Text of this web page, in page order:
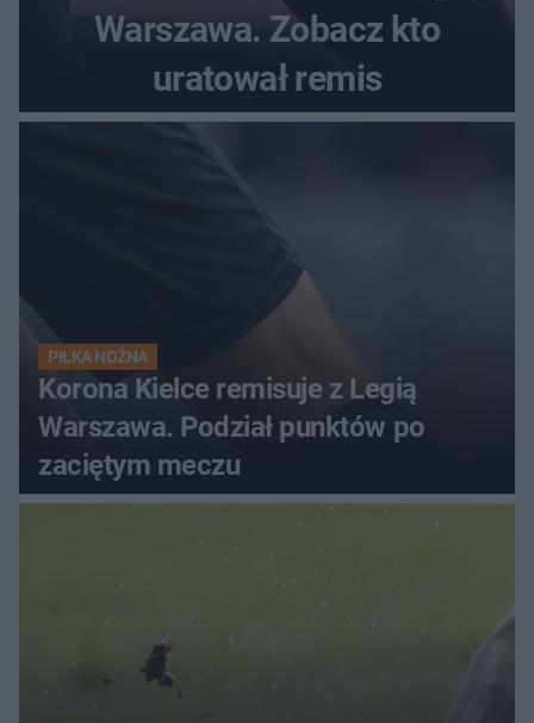
Warszawa. Zobacz kto
uratował remis
PIŁKA NOŻNA
Korona Kielce remisuje z Legią
Warszawa. Podział punktów po
zaciętym meczu